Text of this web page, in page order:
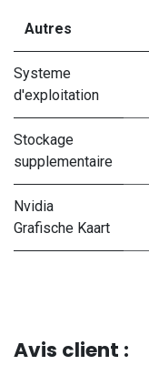
Autres
Systeme
d'exploitation
Stockage
supplementaire
Nvidia
Grafische Kaart
Avis client :